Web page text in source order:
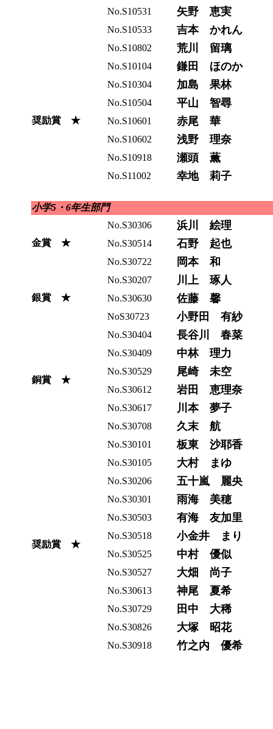
No.S10531 矢野 恵実
No.S10533 吉本 かれん
No.S10802 荒川 留璃
奨励賞 ★
No.S10104 鎌田 ほのか
No.S10304 加島 果林
No.S10504 平山 智尋
No.S10601 赤尾 華
No.S10602 浅野 理奈
No.S10918 瀬頭 薫
No.S11002 幸地 莉子
小学5・6年生部門
金賞 ★
No.S30306 浜川 絵理
No.S30514 石野 起也
No.S30722 岡本 和
銀賞 ★
No.S30207 川上 琢人
No.S30630 佐藤 馨
NoS30723 小野田 有紗
銅賞 ★
No.S30404 長谷川 春菜
No.S30409 中林 理力
No.S30529 尾崎 未空
No.S30612 岩田 恵理奈
No.S30617 川本 夢子
No.S30708 久末 航
奨励賞 ★
No.S30101 板東 沙耶香
No.S30105 大村 まゆ
No.S30206 五十嵐 麗央
No.S30301 雨海 美穂
No.S30503 有海 友加里
No.S30518 小金井 まり
No.S30525 中村 優似
No.S30527 大畑 尚子
No.S30613 神尾 夏希
No.S30729 田中 大稀
No.S30826 大塚 昭花
No.S30918 竹之内 優希